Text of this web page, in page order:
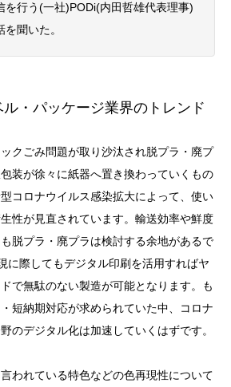
を行う(一社)PODi(内田哲雄代表理事)
聞いた。
・パッケージ業界のトレンド
クごみ問題が取り沙汰され脱プラ・廃プ
装が徐々に紙器へ置き換わっていくもの
コロナウイルス感染拡大によって、使い
性が見直されています。輸送効率や鮮度
脱プラ・廃プラは検討する余地があるで
に際してもデジタル印刷を活用すればヤ
で無駄のない製造が可能となります。も
短納期対応が求められていた中、コロナ
のデジタル化は加速していくはずです。
われている特色などの色再現性について